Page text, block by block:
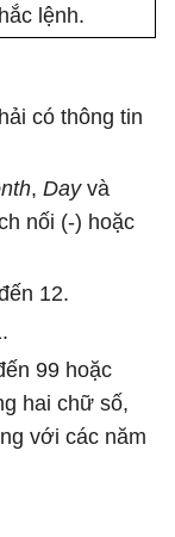
lệnh.
có thông tin
, Day và
nối (-) hoặc
12.
99 hoặc
hai chữ số,
với các năm